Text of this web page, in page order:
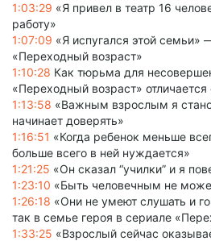
1:03:29 «Я привел в театр 16
работу»
1:07:09 «Я испугался этой семьи»
«Переходный возраст»
1:10:28 Как тюрьма для
«Переходный возраст» отличается
1:13:58 «Важным взрослым я
начинает доверять»
1:16:51 «Когда ребенок меньше
больше всего в ней нуждается»
1:21:25 «Он сказал “училки” и я
1:23:10 «Быть человечным не
1:26:18 «Они не умеют слушать и
так в семье героя в сериале
1:33:25 «Взрослый сейчас